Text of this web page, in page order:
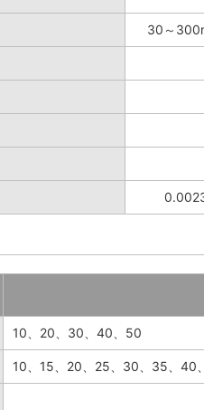
30～
10、20、30、40、50
10、15、20、25、30、35、40